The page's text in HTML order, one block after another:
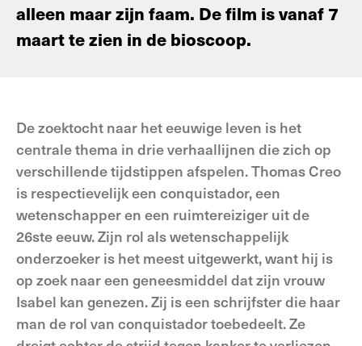
alleen maar zijn faam. De film is vanaf 7
maart te zien in de bioscoop.
De zoektocht naar het eeuwige leven is het
centrale thema in drie verhaallijnen die zich op
verschillende tijdstippen afspelen. Thomas Creo
is respectievelijk een conquistador, een
wetenschapper en een ruimtereiziger uit de
26ste eeuw. Zijn rol als wetenschappelijk
onderzoeker is het meest uitgewerkt, want hij is
op zoek naar een geneesmiddel dat zijn vrouw
Isabel kan genezen. Zij is een schrijfster die haar
man de rol van conquistador toebedeelt. Ze